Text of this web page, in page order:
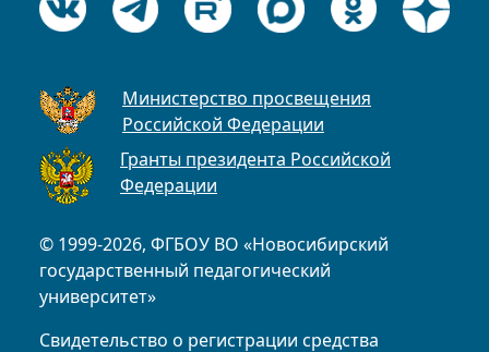
© 1999-2026, ФГБОУ ВО «Новосибирский
государственный педагогический
университет»
Свидетельство о регистрации средства
Министерство просвещения
Российской Федерации
Гранты президента Российской
Федерации